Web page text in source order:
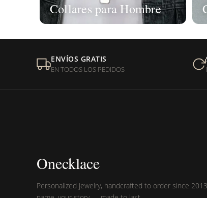
Collares para Hombre
ENVÍOS GRATIS
EN TODOS LOS PEDIDOS
Onecklace
Personalized jewelry, handcrafted to order since